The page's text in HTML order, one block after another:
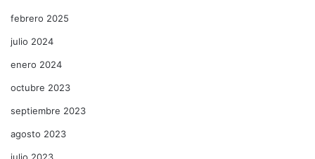
febrero 2025
julio 2024
enero 2024
octubre 2023
septiembre 2023
agosto 2023